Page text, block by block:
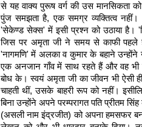
से यह वाक्य पुरूष वर्ग की उस मानसिकता को
पुंज समझता है, एक समग्र व्यक्तित्व
'सेकेण्ड सेक्स' में इसी प्रश्न को उठाया है।
जिस पर अमृता जी ने समय से काफी पहले
'नागमणि' में अलका व कुमार के बहाने उन्होंने
एक अनजान गाँव में साथ रहते हैं और वह भी
बोध के। स्वयं अमृता जी का जीवन भी ऐसी
चाहती थीं, उसके बाहरी रूप को नहीं।
बिना उन्होंने अपने परम्परागत पति प्रीतम
(असली नाम इंद्रजीत) को अपना हमसफर